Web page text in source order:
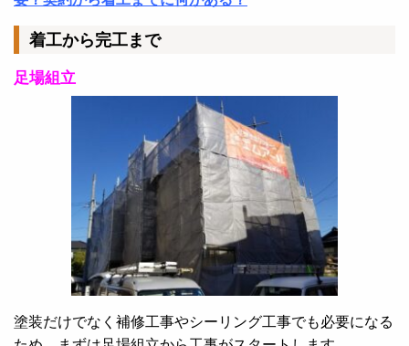
着工から完工まで
足場組立
塗装だけでなく補修工事やシーリング工事でも必要になる